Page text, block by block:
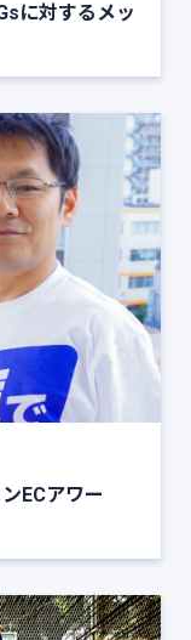
に対するメッ
ECアワー